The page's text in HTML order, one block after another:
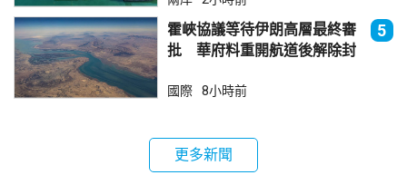
霍峽協議等待伊朗高層最終審
批 華府料重開航道後解除封
5
國際 8小時前
更多新聞